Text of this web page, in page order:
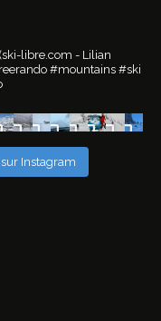
(ski-libre.com - Lilian
#mountains #ski
Instagram